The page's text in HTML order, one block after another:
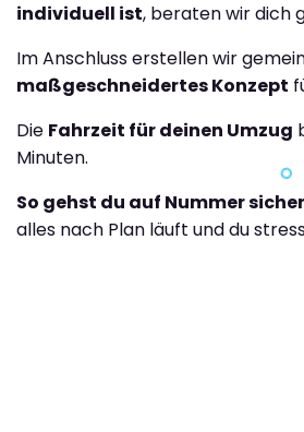
individuell ist, beraten wir dich
Im Anschluss erstellen wir
maßgeschneidertes Konzept
Die Fahrzeit für deinen Umzug
Minuten.
So gehst du auf Nummer sicher
alles nach Plan läuft und du